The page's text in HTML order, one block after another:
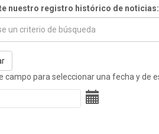
nuestro registro histórico de noticias:
campo para seleccionar una fecha y de